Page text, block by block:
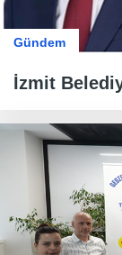
Gündem
İzmit